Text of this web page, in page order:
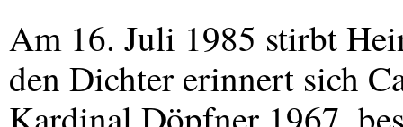
Am 16. Juli 1985 stirbt
den Dichter erinnert sich